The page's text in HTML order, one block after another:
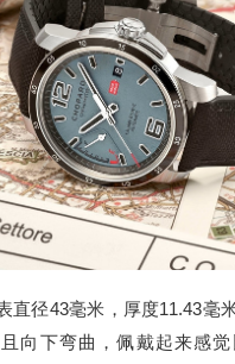
直径43毫米，厚度11.43毫
向下弯曲，佩戴起来感